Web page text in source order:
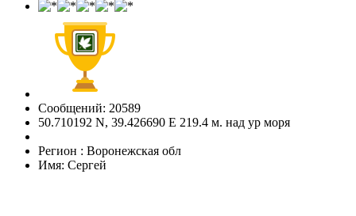
Сообщений: 20589
50.710192 N, 39.426690 E 219.4 м. над ур моря
Регион : Воронежская обл
Имя: Сергей